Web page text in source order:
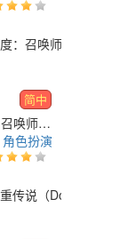
简中
异度：召唤师（Xeno：Summoner）
角色扮演